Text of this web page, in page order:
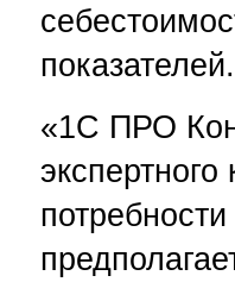
показателей.
«1С ПРО